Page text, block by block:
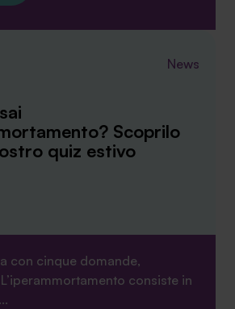
News
Scoprilo
quiz estivo
con cinque domande,
consiste in